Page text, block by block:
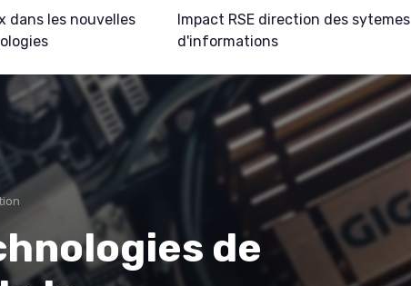
dans les nouvelles
Impact RSE direction des sytemes
d'informations
de